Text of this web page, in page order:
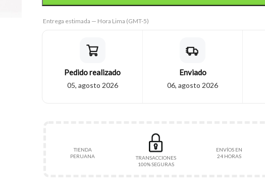
Entrega estimada — Hora Lima (GMT-5)
Pedido realizado
05, agosto 2026
Enviado
06, agosto 2026
TIENDA
PERUANA
TRANSACCIONES
100% SEGURAS
ENVÍOS EN
24 HORAS